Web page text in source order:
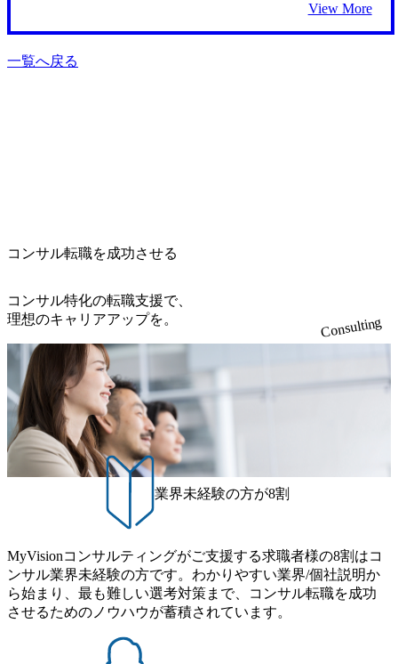
の理解も深い藤谷さんと共に進めることで、前職の業務も
転職活動もバランスよく最後までしっかりと取り組むこと
ができました。 また、多数のコンサルティングファームへ
の理解度が非常に高いMyVisionさんにお願いしたことで、
てくれたうえで、日系・外資の違いはもちろん、外資系フ
ァームの部門間でのITコンサルの案件の違いを詳細に教え
てくれたため、信頼できる人だと感じました。そのため、
他のエージェントは見ずにMyVisionさんにお願いしようと
し、領域特化のエージェントを頼ることができて良かった
ニケーションが取れて、ストレスなく転職活動を行えまし
た。 転職前は年収650万円、転職後は年収850万円になりま
した。 フリーランスのコンサルタントとして活躍するため
には、まだまだ経験が足りていない自覚があるので、自己
研鑽を重ねたいと考えています。SAPに関する技術的な知
見もですが、コミュニケーションスキルやロジカルシンキ
ング、ドキュメンテーションスキルといったベーシックな
コンサルスキルに伸び代を感じているので、プロジェクト
の中で集中的に身につけたいと考えています。
以上、自社製品のシステムをパッケージとしてクライアン
ト企業に導入する、という範囲での働き方には留まってし
まいやすく、そこに対して飽き始めていたことに気づいた
た方がエージェントとして担当してくださったため安心感
を持てました。 全く土地勘のない業界でしたので、自分の
だきながらサポートいただけたことで、納得感を持ちなが
ら転職活動を進められたと感じています。 各社の違いにつ
いて、正直ネットの情報だけではわからない部分がありま
したが、藤谷さんに内情を共有していただいたり、面接中
の逆質問を通じて直接伺うことができたので、自分の考え
方に合致するファームに辿り着くことができました。 最初
に我流で面接対策を行ってしまっていたことです。当たり
前ですが、ITコンサルタントとSEでは業務内容、それに紐
づく人材要件が異なりますが、相談するのも気後れしてし
まい最初はそれを押さえずに書類作成や面接対策を行って
しまいました。その結果、何社か不採用となってしまいま
した。藤谷さんへの相談を通じて、ITコンサルタントに求
められる経験や志向性を把握できたので、それを意識しな
もスムーズなものにブラッシュアップできました。 600万円
ほどだった年収が750万円になりました。 せっかくシステム
開発の枠を超えて広い視野で働けるようになったので、企
業の経営課題解決につながる提案をできるコンサルタント
となるために、ITだけでなく経営全般に関する知識・経験
もつかみ取っていきたいと思います。
View More
一覧へ戻る
コンサル転職を成功させる
コンサル特化の転職支援で、
理想のキャリアアップを。
Consulting
業界未経験の方が8割
MyVisionコンサルティングがご支援する求職者様の8割はコ
ンサル業界未経験の方です。わかりやすい業界/個社説明か
ら始まり、最も難しい選考対策まで、コンサル転職を成功
させるためのノウハウが蓄積されています。